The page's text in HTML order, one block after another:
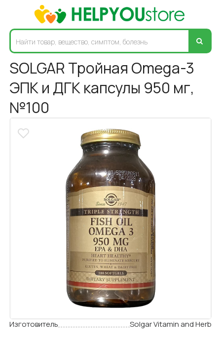
SOLGAR Тройная Omega-3
ЭПК и ДГК капсулы 950 мг,
№100
Изготовитель Solgar Vitamin and Herb